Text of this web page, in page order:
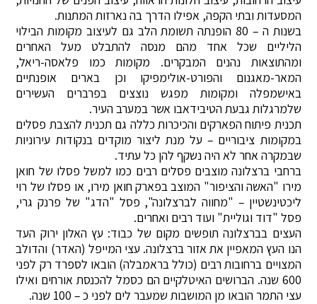
המסעדות ובתי הקפה, אפילו הדרך בה נארזות המתנות.
בשנות ה – 80 הופנתה תשומת הלב גם לעיצוב מקומות הבילוי
הליליים שכל אחד מהם מנסה להתבלט מעל האחרים
ומהתוצאות נהנים המבקרים. מקומות כמו פלאסה-ריאל,
המאר-מאגנום והפורט-אולימפיקו וכן בארים אופנתיים
באישמפלה ומקומות מפגש נוצצים בפרברים העשירים
שלמרגלות גבעת הטיבידאבו אשר במערב העיר.
תכנית פיתוח הפארקים והכיכרות כללה גם תכנית להצבת פסלים
במקומות ציבוריים – על מנת ליצור מוקדים בנקודות עירוניות
שבמקרה אחר לא היה נשקף להן כל עתיד.
ברחבי ברצלונה מוצבים פסלים רבים כמו למשל פסלו של חואן
מירו "האשה והציפור" המוצב בפארק חואן מירו, או פסלו של רוי
ליכטינשטיין – "מחווה לברצלונה", פסל "הדג" של פרנק גרי,
פסל "דוד וגוליית" ועוד רבים ואחרים.
העצים בברצלונה תופשים מקום של כבוד: עץ האלון ירוק העד
הנו העץ המאפיין את אזור ברצלונה. עצי המייפל (האדר) והדולב
המצויים ברחובות רבים (כולל בראמבלה) הובאו לספרד רק לפני
600 שנה. הברושים האיטלקיים הם כסמל להכנסת אורחים ואילו
עצי התמר הובאו מן המושבות שמעבר לים לפני כ – 100 שנה.